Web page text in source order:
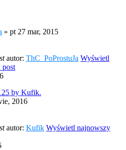
» pt 27 mar, 2015
autor: ThC_PoProstuJa Wyświetl
post
by Kufik.
2016
autor: Kufik Wyświetl najnowszy